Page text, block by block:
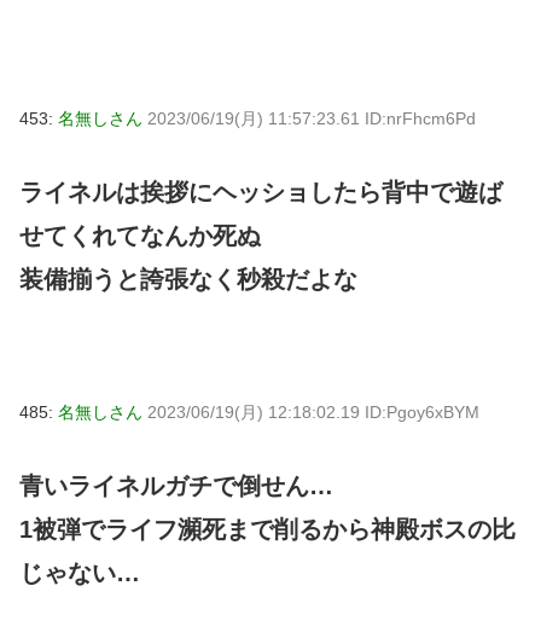
453: 名無しさん 2023/06/19(月) 11:57:23.61 ID:nrFhcm6Pd
ライネルは挨拶にヘッショしたら背中で遊ば
せてくれてなんか死ぬ
装備揃うと誇張なく秒殺だよな
485: 名無しさん 2023/06/19(月) 12:18:02.19 ID:Pgoy6xBYM
青いライネルガチで倒せん…
1被弾でライフ瀕死まで削るから神殿ボスの比
じゃない…